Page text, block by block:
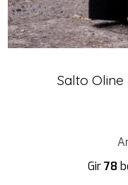
Salto
Gir78